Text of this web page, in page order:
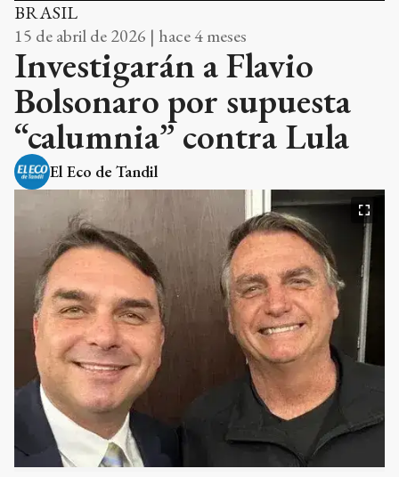
BRASIL
15 de abril de 2026 | hace 4 meses
Investigarán a Flavio
Bolsonaro por supuesta
“calumnia” contra Lula
El Eco de Tandil